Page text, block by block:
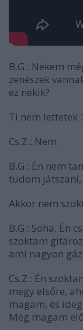
B.G.: Nekem
zenészek
ez nekik?
Ti nem lettetek
Cs.Z.: Nem.
B.G.: Én nem
tudom
Akkor nem
B.G.: Soha. Én
szoktam
ami nagyon
Cs.Z.: Én
megy elsőre,
magam, és
Még magam